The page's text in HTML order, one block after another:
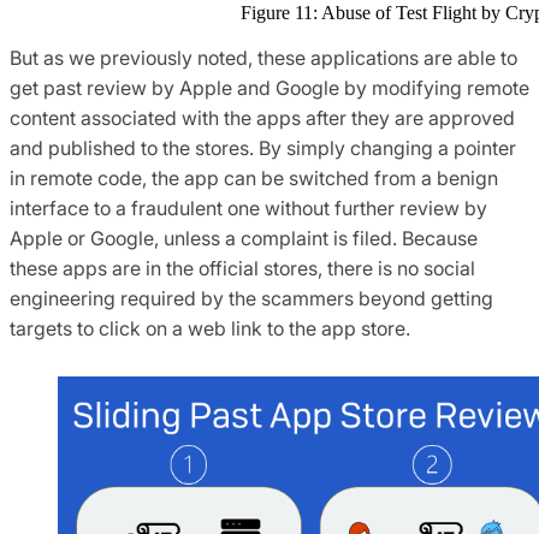
Figure 11: Abuse of Test Flight by
But as we previously noted, these applications are able to
get past review by Apple and Google by modifying remote
content associated with the apps after they are approved
and published to the stores. By simply changing a pointer
in remote code, the app can be switched from a benign
interface to a fraudulent one without further review by
Apple or Google, unless a complaint is filed. Because
these apps are in the official stores, there is no social
engineering required by the scammers beyond getting
targets to click on a web link to the app store.